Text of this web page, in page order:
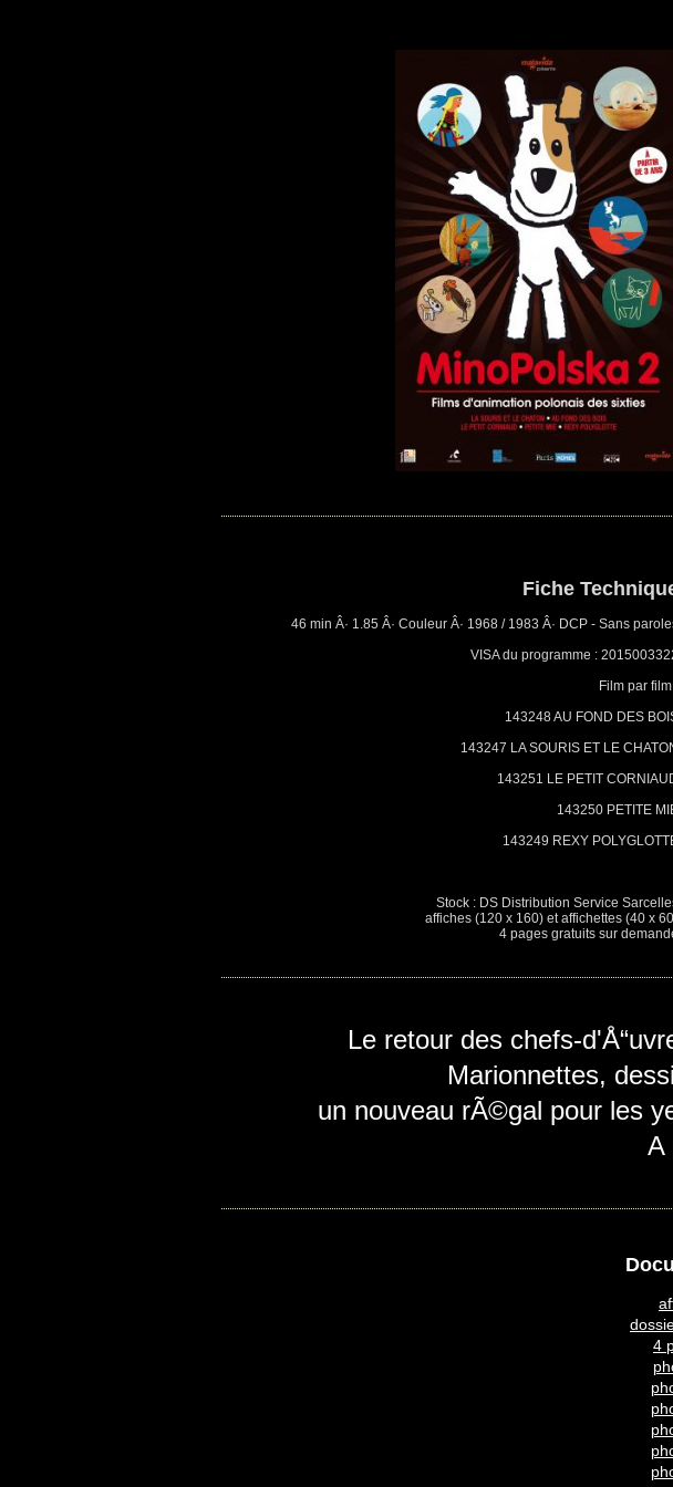
Fiche
46 min Â· 1.85 Â· Couleur Â· 1968 / 1983 Â· DCP - Sans
VISA du programme :
Film par
143248 AU FOND DES
143247 LA SOURIS ET LE
143251 LE PETIT
143250 PETITE
143249 REXY
Stock : DS Distribution Service
affiches (120 x 160) et affichettes (40 x
4 pages gratuits sur
Le retour des chefs-
Marionnettes,
un nouveau rÃ©gal pour les
A
4